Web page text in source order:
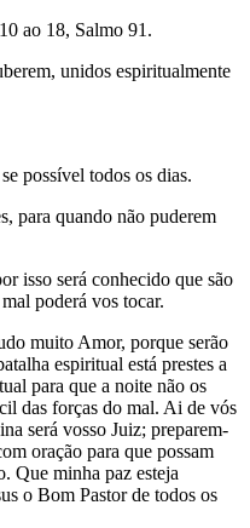
ao 18, Salmo 91.
unidos espiritualmente
possível todos os dias.
para quando não puderem
isso será conhecido que são
poderá vos tocar.
muito Amor, porque serão
espiritual está prestes a
para que a noite não os
das forças do mal. Ai de vós
será vosso Juiz; preparem-
oração para que possam
Que minha paz esteja
o Bom Pastor de todos os